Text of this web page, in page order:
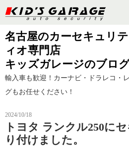
名古屋のカーセキュリ
ィオ専門店
キッズガレージのブロ
輸入車も歓迎！カーナビ・ドラレコ・
グもお任せください！
2024/10/18
トヨタ ランクル250に
り付けました。